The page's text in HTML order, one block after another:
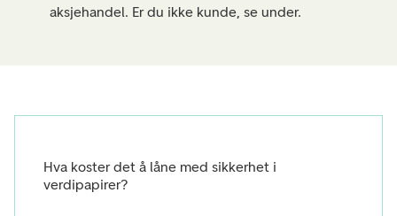
aksjehandel. Er du ikke kunde, se under.
Hva koster det å låne med sikkerhet i
verdipapirer?